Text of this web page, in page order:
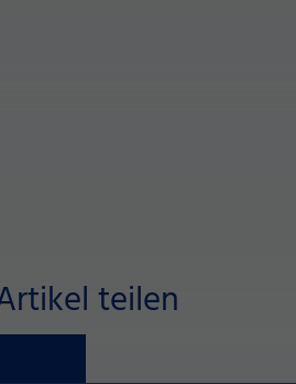
teilen